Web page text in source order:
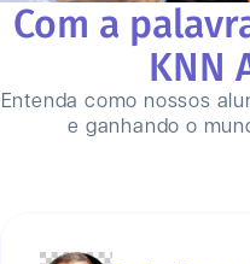
Com a
KNN
Entenda como nossos
e ganhando o